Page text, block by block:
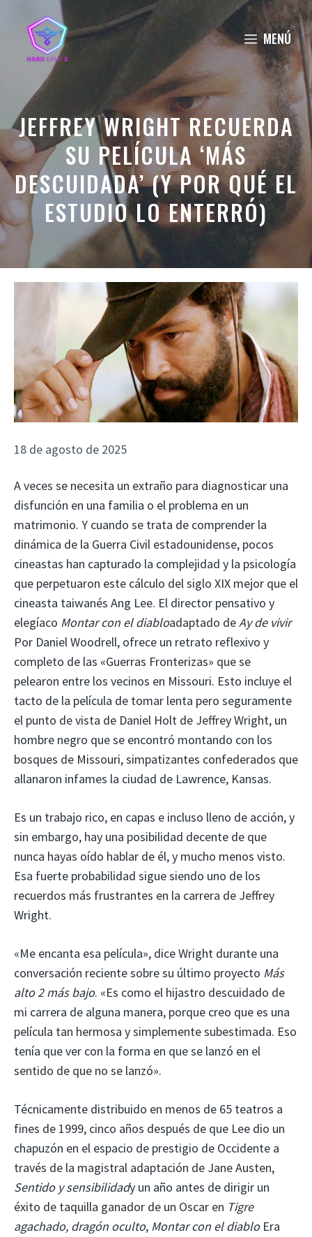
contenido
MENÚ
JEFFREY WRIGHT RECUERDA
SU PELÍCULA ‘MÁS
DESCUIDADA’ (Y POR QUÉ EL
ESTUDIO LO ENTERRÓ)
18 de agosto de 2025
A veces se necesita un extraño para diagnosticar una
disfunción en una familia o el problema en un
matrimonio. Y cuando se trata de comprender la
dinámica de la Guerra Civil estadounidense, pocos
cineastas han capturado la complejidad y la psicología
que perpetuaron este cálculo del siglo XIX mejor que el
cineasta taiwanés Ang Lee. El director pensativo y
elegíaco Montar con el diabloadaptado deAy de vivir
Por Daniel Woodrell, ofrece un retrato reflexivo y
completo de las «Guerras Fronterizas» que se
pelearon entre los vecinos en Missouri. Esto incluye el
tacto de la película de tomar lenta pero seguramente
el punto de vista de Daniel Holt de Jeffrey Wright, un
hombre negro que se encontró montando con los
bosques de Missouri, simpatizantes confederados que
allanaron infames la ciudad de Lawrence, Kansas.
Es un trabajo rico, en capas e incluso lleno de acción, y
sin embargo, hay una posibilidad decente de que
nunca hayas oído hablar de él, y mucho menos visto.
Esa fuerte probabilidad sigue siendo uno de los
recuerdos más frustrantes en la carrera de Jeffrey
Wright.
«Me encanta esa película», dice Wright durante una
conversación reciente sobre su último proyecto Más
alto 2 más bajo. «Es como el hijastro descuidado de
mi carrera de alguna manera, porque creo que es una
película tan hermosa y simplemente subestimada. Eso
tenía que ver con la forma en que se lanzó en el
sentido de que no se lanzó».
Técnicamente distribuido en menos de 65 teatros a
fines de 1999, cinco años después de que Lee dio un
chapuzón en el espacio de prestigio de Occidente a
través de la magistral adaptación de Jane Austen,
Sentido y sensibilidady un año antes de dirigir un
éxito de taquilla ganador de un Oscar en Tigre
agachado, dragón oculto, Montar con el diablo Era